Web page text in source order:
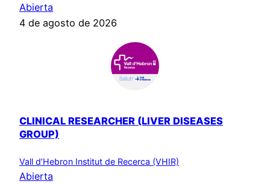
Abierta
4 de agosto de 2026
CLINICAL RESEARCHER (LIVER DISEASES
GROUP)
Vall d’Hebron Institut de Recerca (VHIR)
Abierta